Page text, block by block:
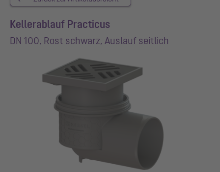
Kellerablauf Practicus
DN 100, Rost schwarz, Auslauf seitlich